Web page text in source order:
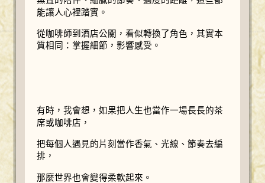
能讓人心裡踏實。
從咖啡師到酒店公關，看似轉換了角色，其實本
質相同：掌握細節，影響感受。
有時，我會想，如果把人生也當作一場長長的茶
席或咖啡店，
把每個人遇見的片刻當作香氣、光線、節奏去編
排，
那麼世界也會變得柔軟起來。